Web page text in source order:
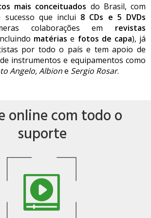
mais conceituados do Brasil, com
que inclui 8 CDs e 5 DVDs
colaborações em revistas
matériase fotos de capa), já
por todo o país e tem apoio de
instrumentos e equipamentos como
Angelo, Albione Sergio Rosar.
online com todo o
suporte